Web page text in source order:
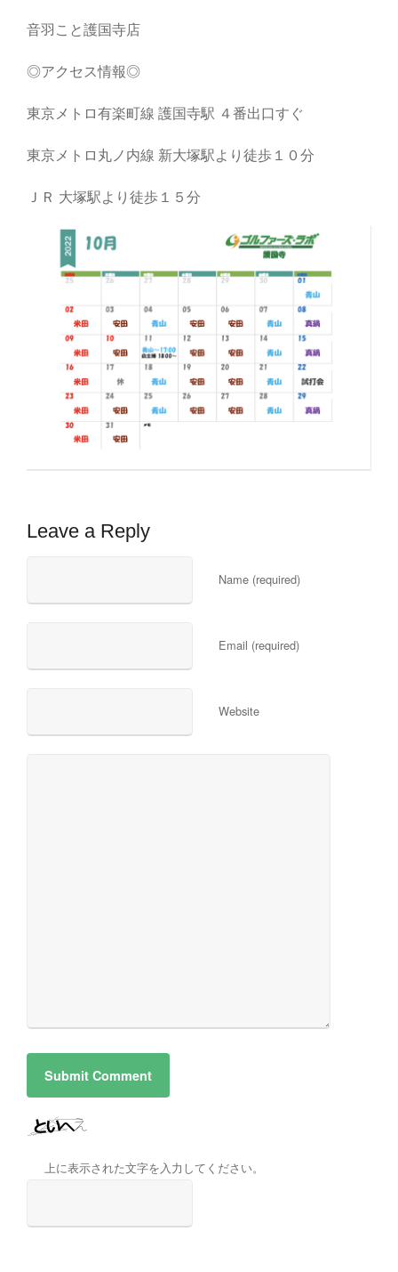
音羽こと護国寺店
◎アクセス情報◎
東京メトロ有楽町線 護国寺駅 ４番出口すぐ
東京メトロ丸ノ内線 新大塚駅より徒歩１０分
ＪＲ 大塚駅より徒歩１５分
Leave a Reply
Name (required)
Email (required)
Website
上に表示された文字を入力してください。